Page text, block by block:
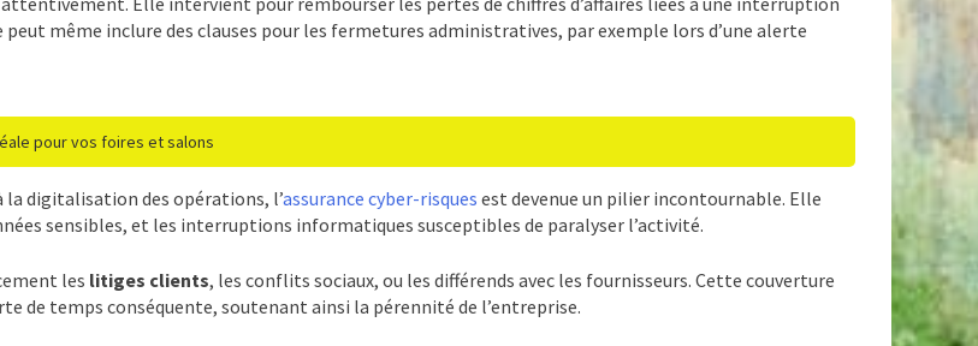
même inclure des clauses pour les fermetures administratives, par exemple lors d’une alerte
pour vos foires et salons
la digitalisation des opérations, l’assurance cyber-risques est devenue un pilier incontournable. Elle
sensibles, et les interruptions informatiques susceptibles de paralyser l’activité.
les litiges clients, les conflits sociaux, ou les différends avec les fournisseurs. Cette couverture
de temps conséquente, soutenant ainsi la pérennité de l’entreprise.